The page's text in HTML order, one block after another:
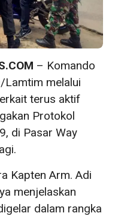
– Komando
melalui
terus aktif
Protokol
di Pasar Way
Kapten Arm. Adi
menjelaskan
dalam rangka